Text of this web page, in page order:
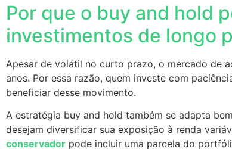
Por que o buy and hold
investimentos de longo
Apesar de volátil no curto prazo, o mercado de
anos. Por essa razão, quem investe com
beneficiar desse movimento.
A estratégia buy and hold também se adapta
desejam diversificar sua exposição à renda
conservador pode incluir uma parcela do